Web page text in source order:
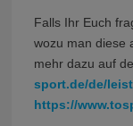
Falls Ihr Euch
wozu man diese
mehr dazu auf
sport.de/de/
https://